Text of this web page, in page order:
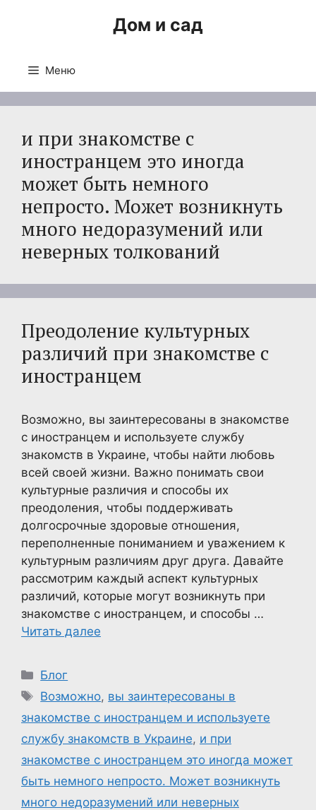
Дом и сад
Меню
и при знакомстве с
иностранцем это иногда
может быть немного
непросто. Может возникнуть
много недоразумений или
неверных толкований
Преодоление культурных
различий при знакомстве с
иностранцем
Возможно, вы заинтересованы в знакомстве
с иностранцем и используете службу
знакомств в Украине, чтобы найти любовь
всей своей жизни. Важно понимать свои
культурные различия и способы их
преодоления, чтобы поддерживать
долгосрочные здоровые отношения,
переполненные пониманием и уважением к
культурным различиям друг друга. Давайте
рассмотрим каждый аспект культурных
различий, которые могут возникнуть при
знакомстве с иностранцем, и способы …
Читать далее
Рубрики
Блог
Метки
Возможно, вы заинтересованы в
знакомстве с иностранцем и используете
службу знакомств в Украине, и при
знакомстве с иностранцем это иногда может
быть немного непросто. Может возникнуть
много недоразумений или неверных